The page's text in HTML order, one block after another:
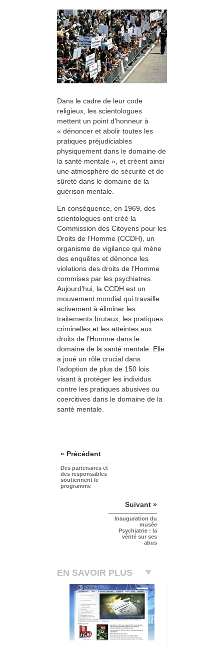
Dans le cadre de leur code
religieux, les scientologues
mettent un point d’honneur à
« dénoncer et abolir toutes les
pratiques préjudiciables
physiquement dans le domaine de
la santé mentale », et créent ainsi
une atmosphère de sécurité et de
sûreté dans le domaine de la
guérison mentale.
En conséquence, en 1969, des
scientologues ont créé la
Commission des Citoyens pour les
Droits de l’Homme (CCDH), un
organisme de vigilance qui mène
des enquêtes et dénonce les
violations des droits de l’Homme
commises par les psychiatres.
Aujourd’hui, la CCDH est un
mouvement mondial qui travaille
activement à éliminer les
traitements brutaux, les pratiques
criminelles et les atteintes aux
droits de l’Homme dans le
domaine de la santé mentale. Elle
a joué un rôle crucial dans
l’adoption de plus de 150 lois
visant à protéger les individus
contre les pratiques abusives ou
coercitives dans le domaine de la
santé mentale.
« Précédent
Des partenaires et
des responsables
soutiennent le
programme
Suivant »
Inauguration du
musée
Psychiatrie : la
vérité sur ses
abus
EN SAVOIR PLUS